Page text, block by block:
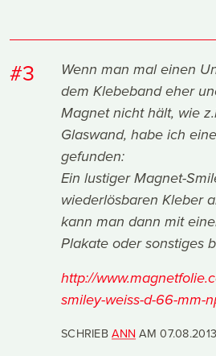
#3
Wenn man mal einen
dem Klebeband eher
Magnet nicht hält, wie
Glaswand, habe ich
gefunden:
Ein lustiger Magnet-
wiederlösbaren Kleber
kann man dann mit
Plakate oder sonstiges
http://
smiley-weiss-d-66-mm-
SCHRIEBANN AM07.08.2013